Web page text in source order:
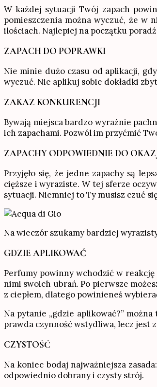
W każdej sytuacji Twój zapach
pomieszczenia można wyczuć, że w
ilościach. Najlepiej na początku
ZAPACH DO POPRAWKI
Nie minie dużo czasu od aplikacji,
wyczuć. Nie aplikuj sobie dokładki
ZAKAZ KONKURENCJI
Bywają miejsca bardzo wyraźnie
ich zapachami. Pozwól im przyćmić
ZAPACHY ODPOWIEDNIE DO
Przyjęło się, że jedne zapachy są
cięższe i wyraziste. W tej sferze
sytuacji. Niemniej to Ty musisz czuć
Na wieczór szukamy bardziej
GDZIE APLIKOWAĆ
Perfumy powinny wchodzić w reakcję
nimi swoich ubrań. Po pierwsze
z ciepłem, dlatego powinieneś
Na pytanie „gdzie aplikować?”
prawda czynność wstydliwa, lecz jest
CZYSTOŚĆ
Na koniec bodaj najważniejsza
odpowiednio dobrany i czysty strój.